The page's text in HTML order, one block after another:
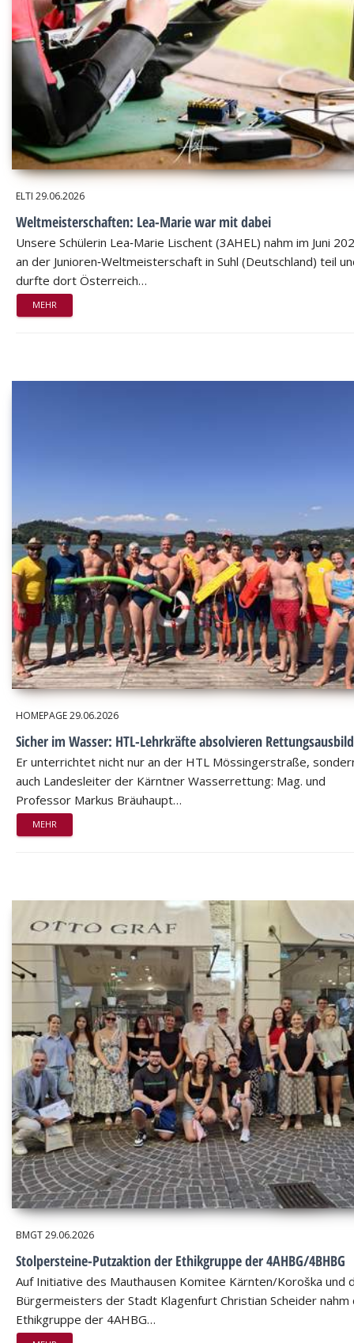
ELTI 29.06.2026
Weltmeisterschaften: Lea-Marie war mit dabei
Unsere Schülerin Lea‑Marie Lischent (3AHEL) nahm im Juni
an der Junioren‑Weltmeisterschaft in Suhl (Deutschland) teil
durfte dort Österreich…
MEHR
HOMEPAGE29.06.2026
Sicher im Wasser: HTL-Lehrkräfte absolvieren
Er unterrichtet nicht nur an der HTL Mössingerstraße,
auch Landesleiter der Kärntner Wasserrettung: Mag. und
Professor Markus Bräuhaupt…
MEHR
BMGT29.06.2026
Stolpersteine-Putzaktion der Ethikgruppe der 4AHBG/4BHBG
Auf Initiative des Mauthausen Komitee Kärnten/Koroška und
Bürgermeisters der Stadt Klagenfurt Christian Scheider nahm
Ethikgruppe der 4AHBG…